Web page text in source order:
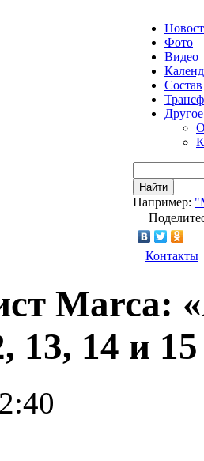
Фото
Видео
Состав
Другое
Найти
Например:
Контакты
Marca:
13, 14 и